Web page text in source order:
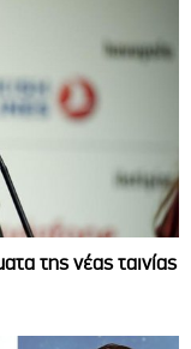
της νέας ταινίας